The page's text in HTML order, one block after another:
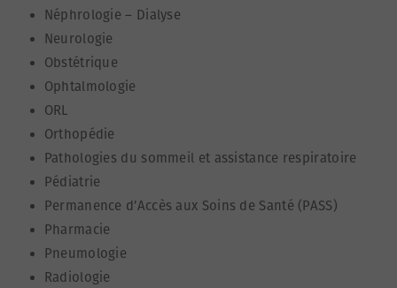
Néphrologie – Dialyse
Neurologie
Obstétrique
Ophtalmologie
ORL
Orthopédie
Pathologies du sommeil et assistance respiratoire
Pédiatrie
Permanence d’Accès aux Soins de Santé (PASS)
Pharmacie
Pneumologie
Radiologie